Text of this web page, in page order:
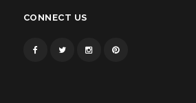
CONNECT US